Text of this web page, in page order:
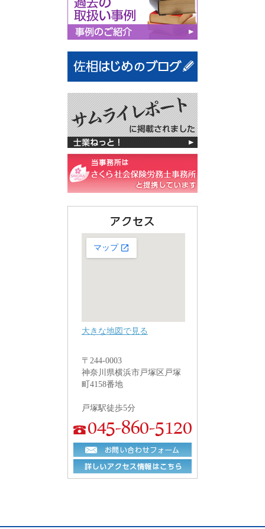
大きな地図で見る
〒244-0003
神奈川県横浜市戸塚区戸塚
町4158番地
戸塚駅徒歩5分